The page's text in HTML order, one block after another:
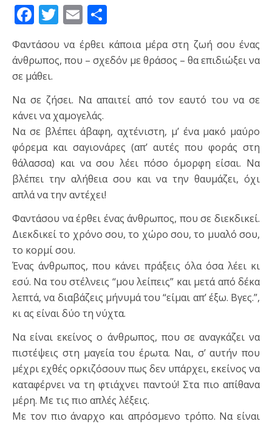
Facebook
Twitter
Email
Φαντάσου να έρθει κάποια μέρα στη ζωή σου ένας
άνθρωπος, που – σχεδόν με θράσος – θα επιδιώξει να
σε μάθει.
Να σε ζήσει. Να απαιτεί από τον εαυτό του να σε
κάνει να χαμογελάς.
Να σε βλέπει άβαφη, αχτένιστη, μ’ ένα μακό μαύρο
φόρεμα και σαγιονάρες (απ’ αυτές που φοράς στη
θάλασσα) και να σου λέει πόσο όμορφη είσαι. Να
βλέπει την αλήθεια σου και να την θαυμάζει, όχι
απλά να την αντέχει!
Φαντάσου να έρθει ένας άνθρωπος, που σε διεκδικεί.
Διεκδικεί το χρόνο σου, το χώρο σου, το μυαλό σου,
το κορμί σου.
Ένας άνθρωπος, που κάνει πράξεις όλα όσα λέει κι
εσύ. Να του στέλνεις “μου λείπεις” και μετά από δέκα
λεπτά, να διαβάζεις μήνυμά του “είμαι απ’ έξω. Βγες.”,
κι ας είναι δύο τη νύχτα.
Να είναι εκείνος ο άνθρωπος, που σε αναγκάζει να
πιστέψεις στη μαγεία του έρωτα. Ναι, σ’ αυτήν που
μέχρι εχθές ορκιζόσουν πως δεν υπάρχει, εκείνος να
καταφέρνει να τη φτιάχνει παντού! Στα πιο απίθανα
μέρη. Με τις πιο απλές λέξεις.
Με τον πιο άναρχο και απρόσμενο τρόπο. Να είναι